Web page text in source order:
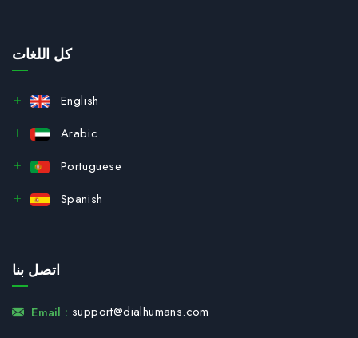
كل اللغات
English
Arabic
Portuguese
Spanish
اتصل بنا
Email : support@dialhumans.com